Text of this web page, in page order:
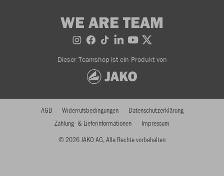
WE ARE TEAM
Dieser Teamshop ist ein Produkt von
© 2026 JAKO AG, Alle Rechte vorbehalten
AGB Widerrufsbedingungen
Datenschutzerklärung
Zahlung- & Lieferinformationen
Impressum